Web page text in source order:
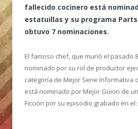
fallecido cocinero está
estatuillas y su programa
obtuvo 7 nominaciones.
El famoso chef, que murió el pasado
nominado por su rol de productor
categoría de Mejor Serie Informativa
está nominado por Mejor Guion de
Ficción por su episodio grabado en el